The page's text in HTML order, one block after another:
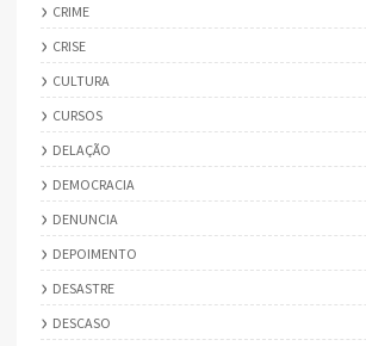
CRIME
CRISE
CULTURA
CURSOS
DELAÇÃO
DEMOCRACIA
DENUNCIA
DEPOIMENTO
DESASTRE
DESCASO